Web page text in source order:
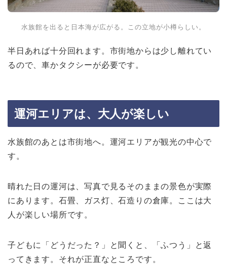
水族館を出ると日本海が広がる。この立地が小樽らしい。
半日あれば十分回れます。市街地からは少し離れてい
るので、車かタクシーが必要です。
運河エリアは、大人が楽しい
水族館のあとは市街地へ。運河エリアが観光の中心で
す。
晴れた日の運河は、写真で見るそのままの景色が実際
にあります。石畳、ガス灯、石造りの倉庫。ここは大
人が楽しい場所です。
子どもに「どうだった？」と聞くと、「ふつう」と返
ってきます。それが正直なところです。